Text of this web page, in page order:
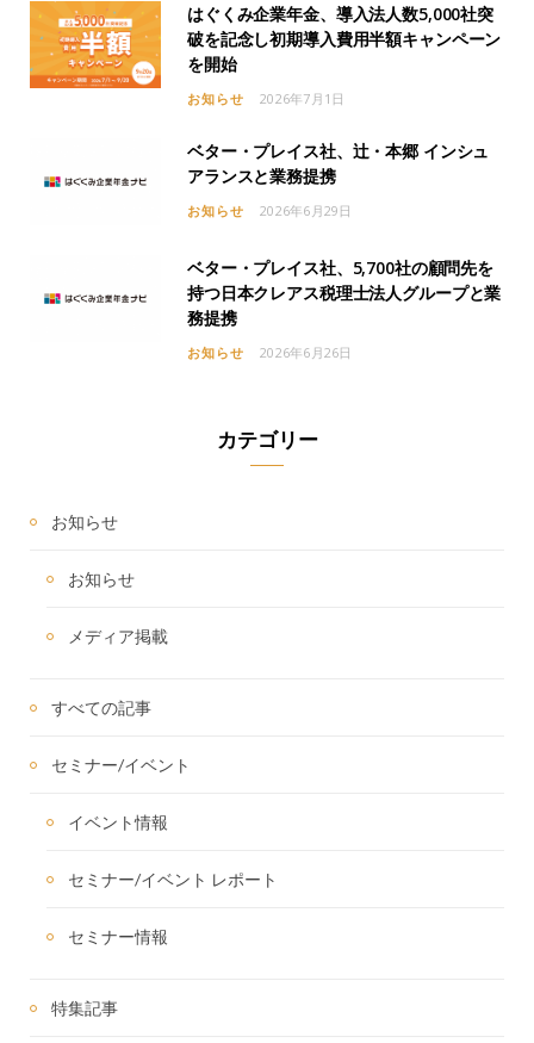
はぐくみ企業年金、導入法人数5,000社突
破を記念し初期導入費用半額キャンペーン
を開始
お知らせ 2026年7月1日
ベター・プレイス社、辻・本郷 インシュ
アランスと業務提携
お知らせ 2026年6月29日
ベター・プレイス社、5,700社の顧問先を
持つ日本クレアス税理士法人グループと業
務提携
お知らせ 2026年6月26日
カテゴリー
お知らせ
お知らせ
メディア掲載
すべての記事
セミナー/イベント
イベント情報
セミナー/イベント レポート
セミナー情報
特集記事